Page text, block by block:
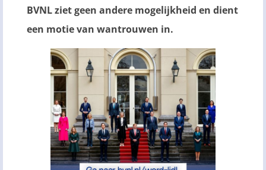
BVNL ziet geen andere mogelijkheid en dient
een motie van wantrouwen in.